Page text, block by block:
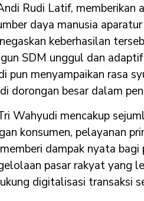
Rudi Latif, memberikan
daya manusia
keberhasilan
SDM unggul dan
pun menyampaikan rasa
dorongan besar dalam
Wahyudi mencakup
konsumen, pelayanan
dampak nyata
pasar rakyat yang
digitalisasi transaksi